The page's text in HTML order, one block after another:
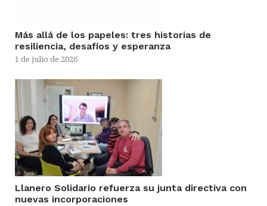
Más allá de los papeles: tres historias de
resiliencia, desafíos y esperanza
1 de julio de 2026
Llanero Solidario refuerza su junta directiva con
nuevas incorporaciones